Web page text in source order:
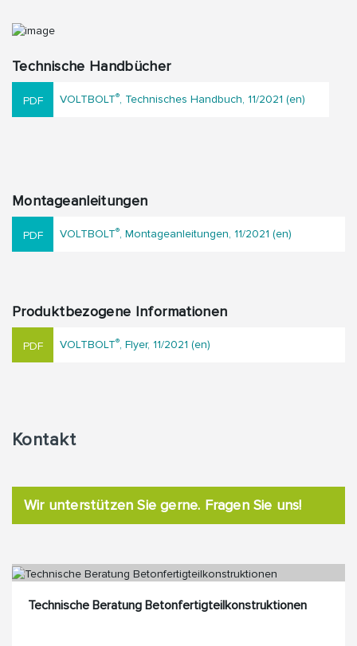
Technische Handbücher
VOLTBOLT®, Technisches Handbuch, 11/2021 (en)
Montageanleitungen
VOLTBOLT®, Montageanleitungen, 11/2021 (en)
Produktbezogene Informationen
VOLTBOLT®, Flyer, 11/2021 (en)
Kontakt
Wir unterstützen Sie gerne. Fragen Sie uns!
Technische Beratung Betonfertigteilkonstruktionen